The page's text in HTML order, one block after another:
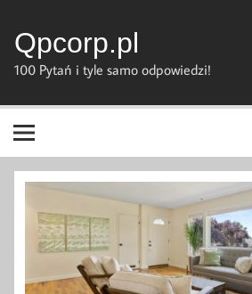
content
Qpcorp.pl
100 Pytań i tyle samo odpowiedzi!